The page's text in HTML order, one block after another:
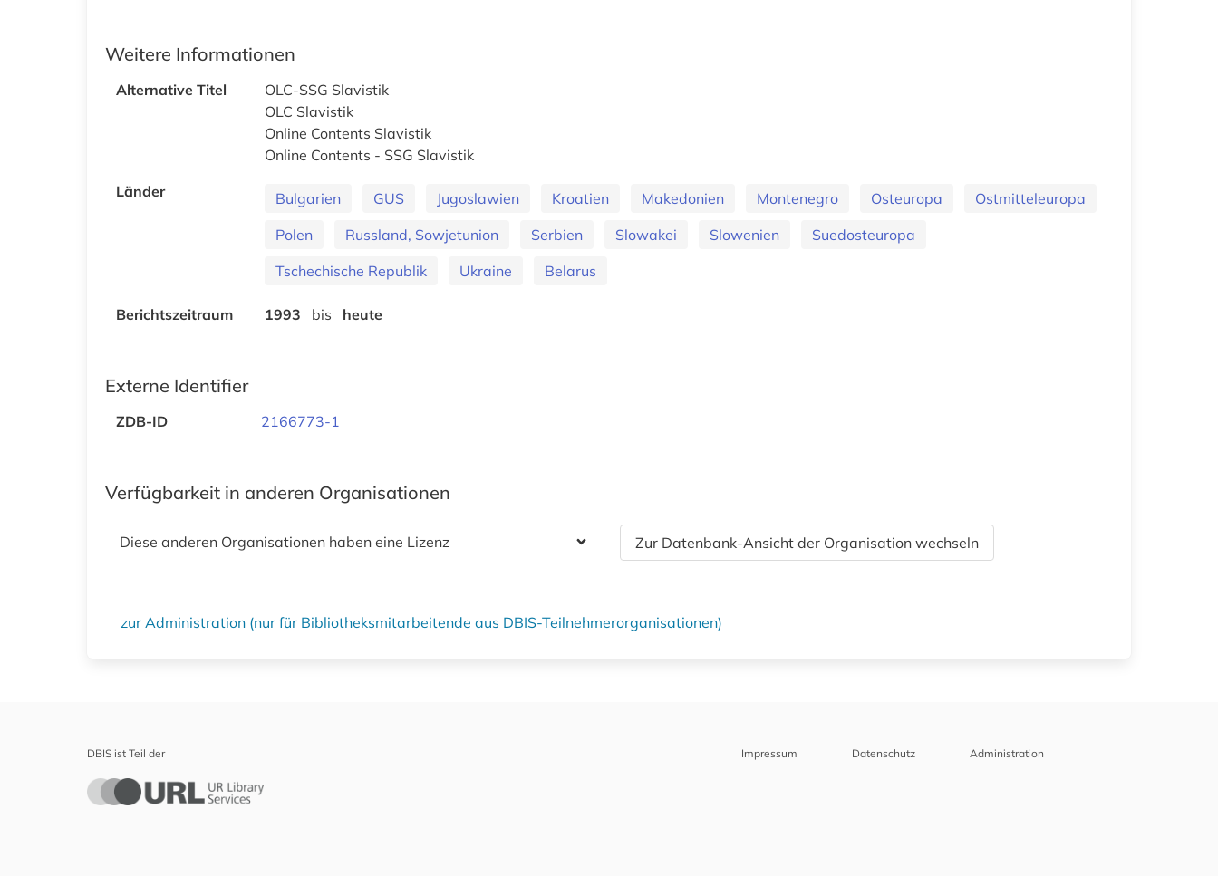
Weitere Informationen
Alternative Titel
OLC-SSG Slavistik
OLC Slavistik
Online Contents Slavistik
Online Contents - SSG Slavistik
Länder
Bulgarien GUS Jugoslawien Kroatien Makedonien Montenegro Osteuropa
Ostmitteleuropa
Polen
Russland, Sowjetunion Serbien Slowakei Slowenien
Suedosteuropa
Tschechische Republik
Ukraine Belarus
Berichtszeitraum 1993 bis heute
Externe Identifier
ZDB-ID 2166773-1
Verfügbarkeit in anderen Organisationen
Diese anderen Organisationen haben eine Lizenz Zur Datenbank-Ansicht der Organisation wechseln
zur Administration (nur für Bibliotheksmitarbeitende aus DBIS-Teilnehmerorganisationen)
DBIS ist Teil der Impressum Datenschutz Administration